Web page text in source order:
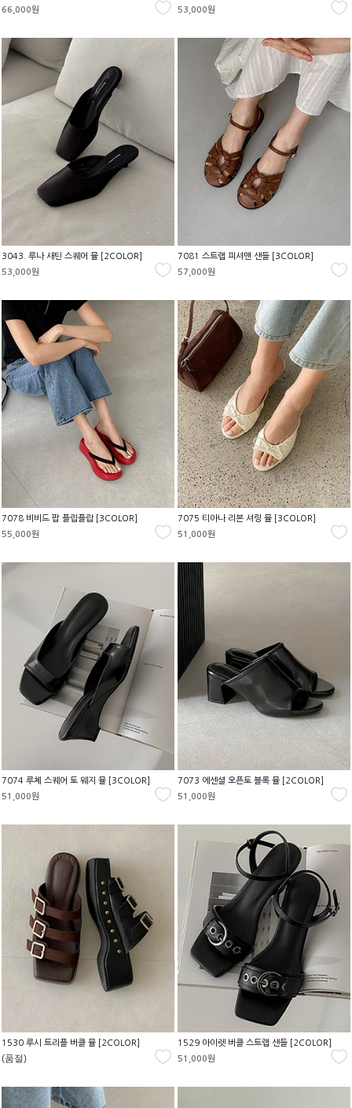
66,000원 53,000원
3043. 루나 새틴 스퀘어 뮬 [2COLOR]
53,000원
7081 스트랩 피셔맨 샌들 [3COLOR]
57,000원
7078 비비드 팝 플립플랍 [3COLOR]
55,000원
7075 티아나 리본 셔링 뮬 [3COLOR]
51,000원
7074 루체 스퀘어 토 웨지 뮬 [3COLOR]
51,000원
7073 에센셜 오픈토 블록 뮬 [2COLOR]
51,000원
1530 루시 트리플 버클 뮬 [2COLOR]
(품절)
1529 아이렛 버클 스트랩 샌들 [2COLOR]
51,000원